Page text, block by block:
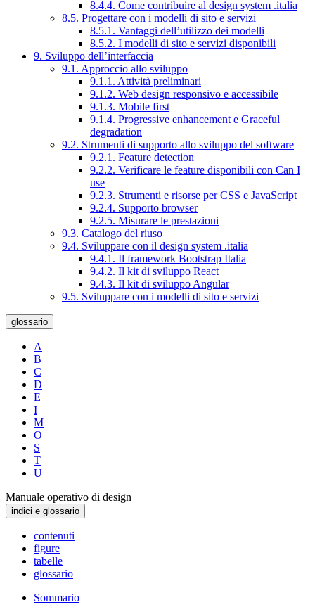
8.4.4. Come contribuire al design system .italia
8.5. Progettare con i modelli di sito e servizi
8.5.1. Vantaggi dell’utilizzo dei modelli
8.5.2. I modelli di sito e servizi disponibili
9. Sviluppo dell’interfaccia
9.1. Approccio allo sviluppo
9.1.1. Attività preliminari
9.1.2. Web design responsivo e accessibile
9.1.3. Mobile first
9.1.4. Progressive enhancement e Graceful
degradation
9.2. Strumenti di supporto allo sviluppo del software
9.2.1. Feature detection
9.2.2. Verificare le feature disponibili con Can I
use
9.2.3. Strumenti e risorse per CSS e JavaScript
9.2.4. Supporto browser
9.2.5. Misurare le prestazioni
9.3. Catalogo del riuso
9.4. Sviluppare con il design system .italia
9.4.1. Il framework Bootstrap Italia
9.4.2. Il kit di sviluppo React
9.4.3. Il kit di sviluppo Angular
9.5. Sviluppare con i modelli di sito e servizi
glossario
A
B
C
D
E
I
M
O
S
T
U
Manuale operativo di design
indici e glossario
contenuti
figure
tabelle
glossario
Sommario